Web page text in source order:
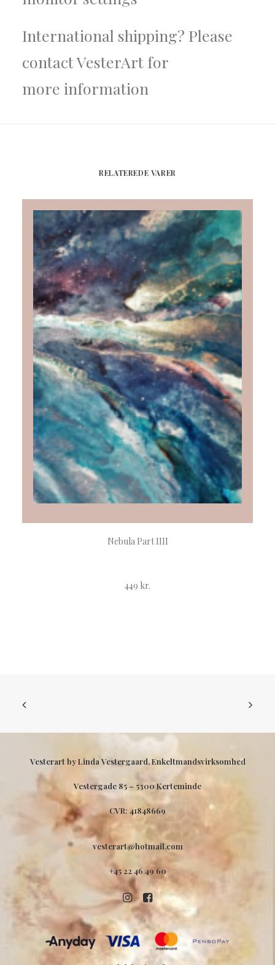
International shipping? Please
contact VesterArt for
more information
RELATEREDE VARER
TILFØJ TIL KURV
Nebula Part IIII
449 kr.
Vesterart by Linda Vestergaard, Enkeltmandsvirksomhed
Vestergade 85 – 5300 Kerteminde
CVR: 41848669
vesterart@hotmail.com
+45 22 46 49 60